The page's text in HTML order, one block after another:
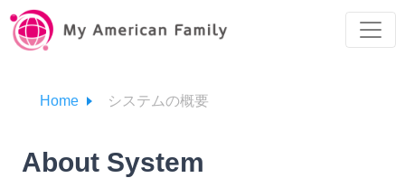
Home システムの概要
About System